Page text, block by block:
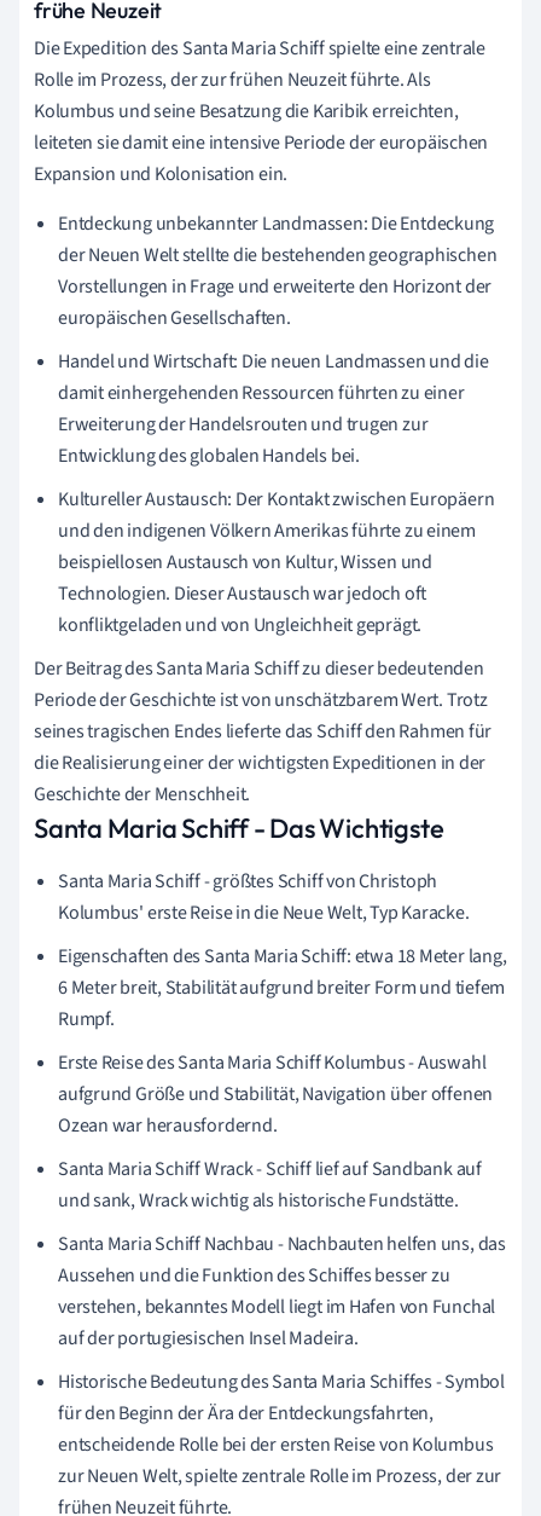
frühe Neuzeit
Die Expedition des Santa Maria Schiff spielte eine zentrale
Rolle im Prozess, der zur frühen Neuzeit führte. Als
Kolumbus und seine Besatzung die Karibik erreichten,
leiteten sie damit eine intensive Periode der europäischen
Expansion und Kolonisation ein.
Entdeckung unbekannter Landmassen: Die Entdeckung
der Neuen Welt stellte die bestehenden geographischen
Vorstellungen in Frage und erweiterte den Horizont der
europäischen Gesellschaften.
Handel und Wirtschaft: Die neuen Landmassen und die
damit einhergehenden Ressourcen führten zu einer
Erweiterung der Handelsrouten und trugen zur
Entwicklung des globalen Handels bei.
Kultureller Austausch: Der Kontakt zwischen Europäern
und den indigenen Völkern Amerikas führte zu einem
beispiellosen Austausch von Kultur, Wissen und
Technologien. Dieser Austausch war jedoch oft
konfliktgeladen und von Ungleichheit geprägt.
Der Beitrag des Santa Maria Schiff zu dieser bedeutenden
Periode der Geschichte ist von unschätzbarem Wert. Trotz
seines tragischen Endes lieferte das Schiff den Rahmen für
die Realisierung einer der wichtigsten Expeditionen in der
Geschichte der Menschheit.
Santa Maria Schiff - Das Wichtigste
Santa Maria Schiff - größtes Schiff von Christoph
Kolumbus' erste Reise in die Neue Welt, Typ Karacke.
Eigenschaften des Santa Maria Schiff: etwa 18 Meter lang,
6 Meter breit, Stabilität aufgrund breiter Form und tiefem
Rumpf.
Erste Reise des Santa Maria Schiff Kolumbus - Auswahl
aufgrund Größe und Stabilität, Navigation über offenen
Ozean war herausfordernd.
Santa Maria Schiff Wrack - Schiff lief auf Sandbank auf
und sank, Wrack wichtig als historische Fundstätte.
Santa Maria Schiff Nachbau - Nachbauten helfen uns, das
Aussehen und die Funktion des Schiffes besser zu
verstehen, bekanntes Modell liegt im Hafen von Funchal
auf der portugiesischen Insel Madeira.
Historische Bedeutung des Santa Maria Schiffes - Symbol
für den Beginn der Ära der Entdeckungsfahrten,
entscheidende Rolle bei der ersten Reise von Kolumbus
zur Neuen Welt, spielte zentrale Rolle im Prozess, der zur
frühen Neuzeit führte.